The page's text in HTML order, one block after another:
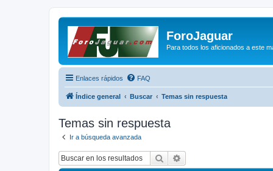
ForoJaguar
Para todos los aficionados a este
Enlaces rápidos FAQ
Índice general Buscar Temas sin respuesta
Temas sin respuesta
Ir a búsqueda avanzada
Buscar